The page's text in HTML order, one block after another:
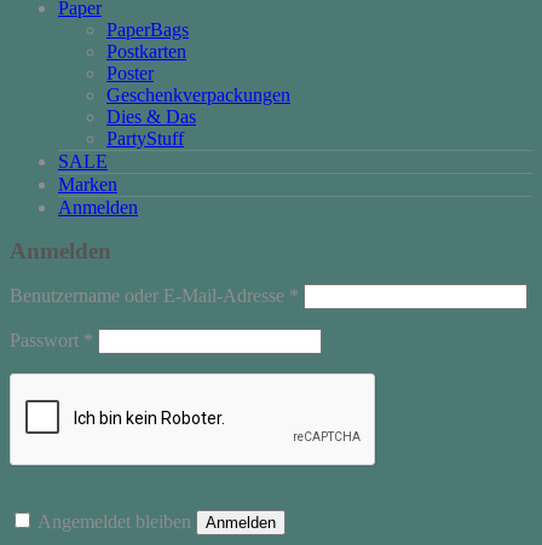
Paper
PaperBags
Postkarten
Poster
Geschenkverpackungen
Dies & Das
PartyStuff
SALE
Marken
Anmelden
Anmelden
Benutzername oder E-Mail-Adresse *
Passwort *
Angemeldet bleiben Anmelden